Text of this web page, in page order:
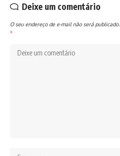
Deixe um comentário
O seu endereço de e-mail não será publicado.
*